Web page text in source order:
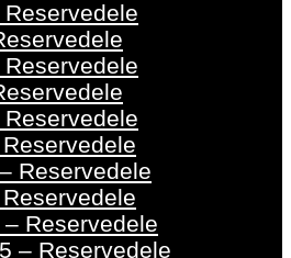
Reservedele
Reservedele
– Reservedele